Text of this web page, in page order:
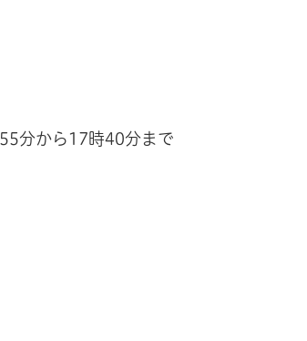
分から17時40分まで